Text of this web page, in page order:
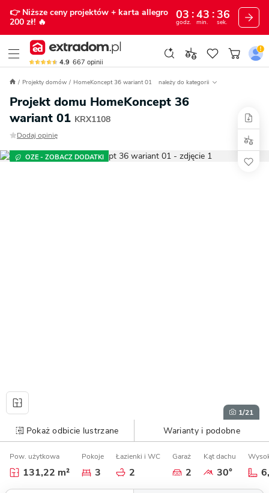
👉 Niższe ceny projektów + karta allegro
200 zł! 🔥
03
godz.
43
min.
35
sek.
4.9 667 opinii
Projekty domów HomeKoncept 36 wariant 01 należy do kategorii
Projekt domu HomeKoncept 36
wariant 01 KRX1108
Dodaj opinię
OZE - ZOBACZ DODATKI
1/21
Pokaż odbicie lustrzane Warianty i podobne
Pow. użytkowa
131,22 m²
Pokoje
3
Łazienki i WC
2
Garaż
2
Kąt dachu
30°